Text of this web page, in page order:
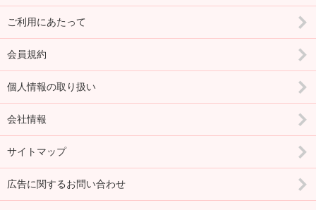
ご利用にあたって
会員規約
個人情報の取り扱い
会社情報
サイトマップ
広告に関するお問い合わせ